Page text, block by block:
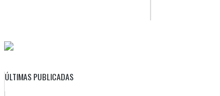
ÚLTIMAS PUBLICADAS